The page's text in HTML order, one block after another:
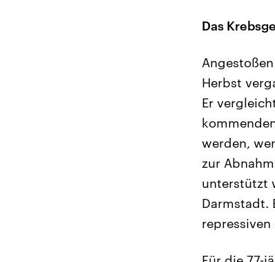
Das
Herbst
Er
werden,
zur
unterstützt
Darmstadt.
repressiven